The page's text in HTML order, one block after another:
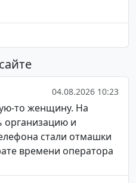
04.08.2026 10:23
то женщину. На
организацию и
стали отмашки
времени оператора